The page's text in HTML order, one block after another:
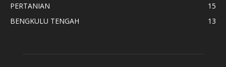
PERTANIAN
15
BENGKULU TENGAH
13